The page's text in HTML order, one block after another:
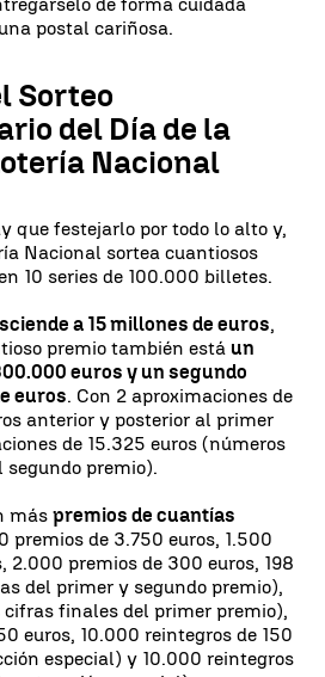
postal cariñosa.
Sorteo
del Día de la
Nacional
que festejarlo por todo lo alto y,
Nacional sortea cuantiosos
10 series de 100.000 billetes.
a 15 millones de euros,
premio también está un
euros y un segundo
euros. Con 2 aproximaciones de
anterior y posterior al primer
de 15.325 euros (números
premio).
más premios de cuantías
premios de 3.750 euros, 1.500
2.000 premios de 300 euros, 198
del primer y segundo premio),
cifras finales del primer premio),
euros, 10.000 reintegros de 150
especial) y 10.000 reintegros